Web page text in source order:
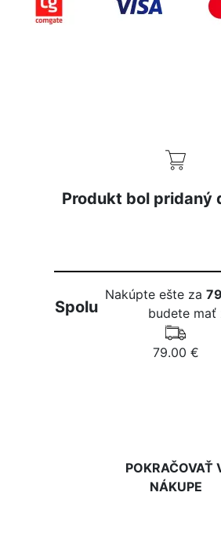
Produkt bol pridaný
Spolu
Nakúpte ešte za
budete mať
79.00 €
POKRAČOVAŤ
NÁKUPE